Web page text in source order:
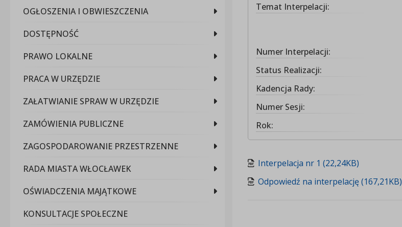
OGŁOSZENIA I OBWIESZCZENIA
DOSTĘPNOŚĆ
PRAWO LOKALNE
PRACA W URZĘDZIE
ZAŁATWIANIE SPRAW W URZĘDZIE
ZAMÓWIENIA PUBLICZNE
ZAGOSPODAROWANIE PRZESTRZENNE
RADA MIASTA WŁOCŁAWEK
OŚWIADCZENIA MAJĄTKOWE
KONSULTACJE SPOŁECZNE
Temat Interpelacji:
Numer Interpelacji:
Status Realizacji:
Kadencja Rady:
Numer Sesji:
Rok:
Interpelacja nr 1 (22,24KB)
Odpowiedź na interpelację (167,21KB)